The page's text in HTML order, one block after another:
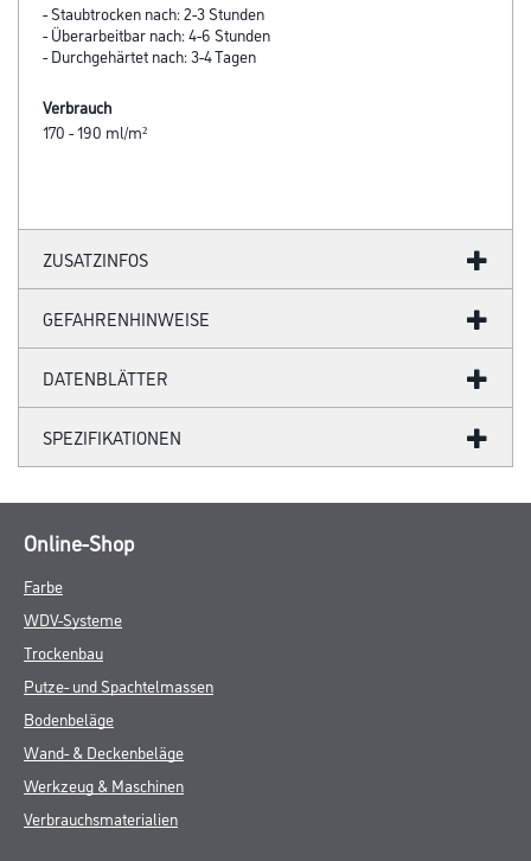
- Staubtrocken nach: 2-3 Stunden
- Überarbeitbar nach: 4-6 Stunden
- Durchgehärtet nach: 3-4 Tagen
Verbrauch
170 - 190 ml/m²
ZUSATZINFOS
GEFAHRENHINWEISE
DATENBLÄTTER
SPEZIFIKATIONEN
Online-Shop
Farbe
WDV-Systeme
Trockenbau
Putze- und Spachtelmassen
Bodenbeläge
Wand- & Deckenbeläge
Werkzeug & Maschinen
Verbrauchsmaterialien